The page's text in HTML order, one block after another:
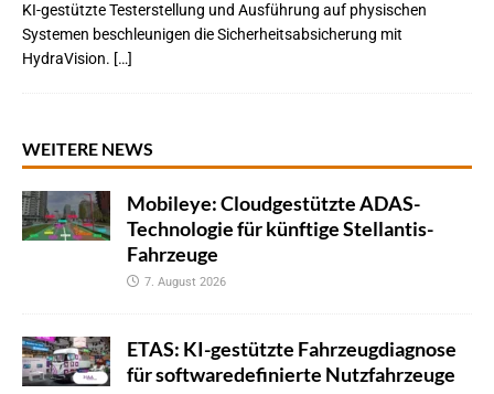
KI-gestützte Testerstellung und Ausführung auf physischen
Systemen beschleunigen die Sicherheitsabsicherung mit
HydraVision. […]
WEITERE NEWS
Mobileye: Cloudgestützte ADAS-
Technologie für künftige Stellantis-
Fahrzeuge
7. August 2026
ETAS: KI-gestützte Fahrzeugdiagnose
für softwaredefinierte Nutzfahrzeuge